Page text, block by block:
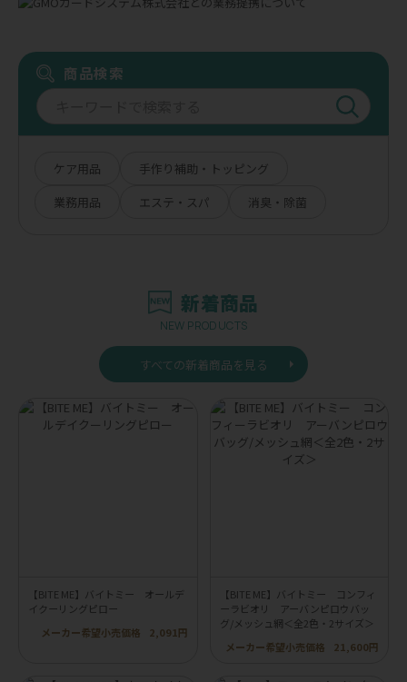
商品検索
ケア用品
手作り補助・トッピング
業務用品
エステ・スパ 消臭・除菌
新着商品
NEW PRODUCTS
すべての新着商品を見る
【BITE ME】バイトミー オールデ
イクーリングピロー
メーカー希望小売価格
2,091円
【BITE ME】バイトミー コンフィ
ーラビオリ アーバンピロウバッ
グ/メッシュ網＜全2色・2サイズ＞
メーカー希望小売価格
21,600円